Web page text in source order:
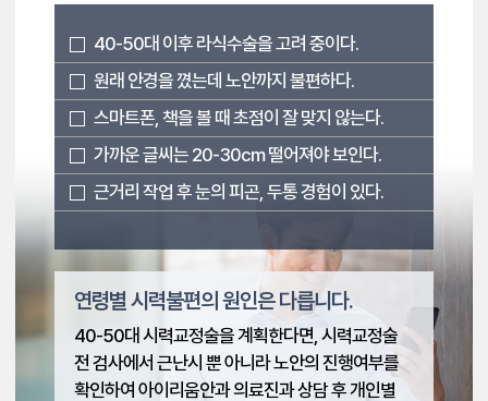
40-50대 이후 라식수술을 고려 중이다.
원래 안경을 꼈는데 노안까지 불편하다.
스마트폰, 책을 볼 때 초점이 잘 맞지 않는다.
가까운 글씨는 20-30cm 떨어져야 보인다.
근거리 작업 후 눈의 피곤, 두통 경험이 있다.
연령별 시력불편의 원인은 다릅니다.
40-50대 시력교정술을 계획한다면, 시력교정술
전 검사에서 근난시 뿐 아니라 노안의 진행여부를
확인하여 아이리움안과 의료진과 상담 후 개인별